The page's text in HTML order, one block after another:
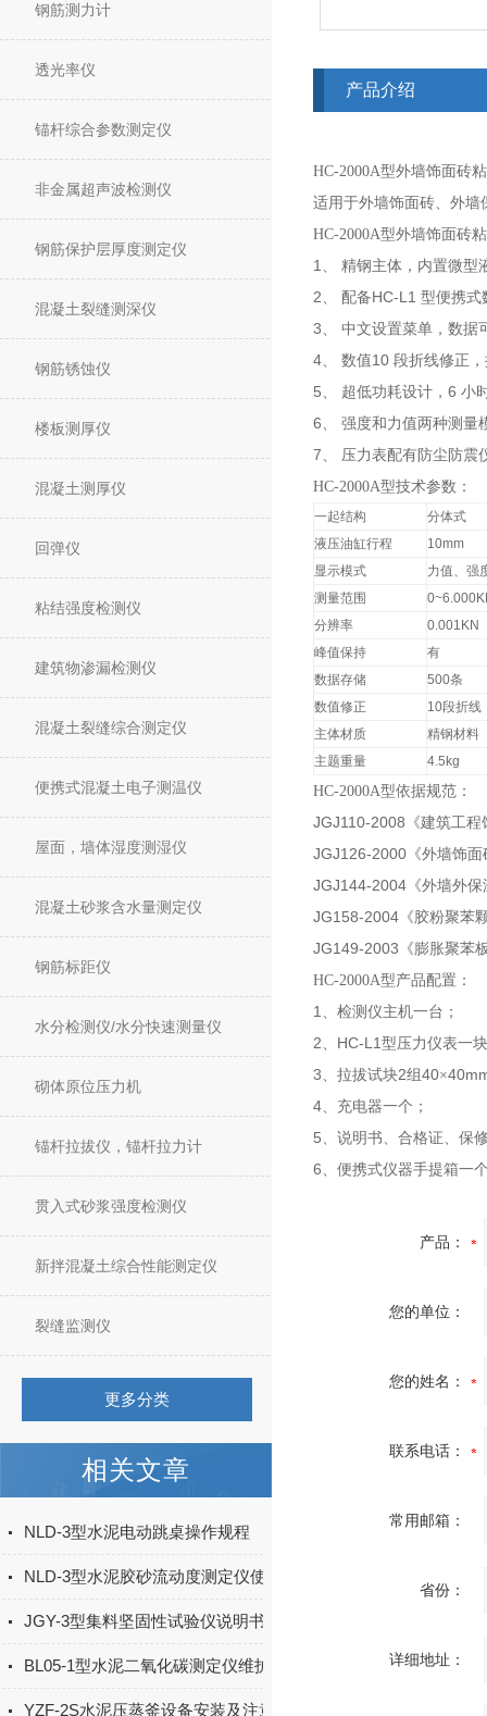
钢筋测力计
透光率仪
锚杆综合参数测定仪
非金属超声波检测仪
钢筋保护层厚度测定仪
混凝土裂缝测深仪
钢筋锈蚀仪
楼板测厚仪
混凝土测厚仪
回弹仪
粘结强度检测仪
建筑物渗漏检测仪
混凝土裂缝综合测定仪
便携式混凝土电子测温仪
屋面，墙体湿度测湿仪
混凝土砂浆含水量测定仪
钢筋标距仪
水分检测仪/水分快速测量仪
砌体原位压力机
锚杆拉拔仪，锚杆拉力计
贯入式砂浆强度检测仪
新拌混凝土综合性能测定仪
裂缝监测仪
更多分类
相关文章
NLD-3型水泥电动跳桌操作规程
NLD-3型水泥胶砂流动度测定仪使用及保养
JGY-3型集料坚固性试验仪说明书
BL05-1型水泥二氧化碳测定仪维护注意事项
YZF-2S水泥压蒸釜设备安装及注意事项
产品介绍
HC-2000A型外墙饰面砖
适用于外墙饰面砖、外墙
HC-2000A型外墙饰面砖
1 、 精钢主体，内置微型
2、 配备HC-L1 型便携式
3、 中文设置菜单，数据
4、 数值10 段折线修正
5、 超低功耗设计， 6 小
6、 强度和力值两种测量
7、
压力表配有防尘防震
HC-2000A型技术参数：
一起结构
分体式
液压油缸行程
10mm
显示模式
力值、强
测量范围
分辨率
0.001KN
峰值保持
有
数据存储
500条
数值修正
10段折线
主体材质
精钢材料
主题重量
4.5kg
HC-2000A型依据规范：
JGJ110-2008 《建筑工
JGJ126-2000 《外墙饰
JGJ144-2004 《外墙外
JG158-2004 《胶粉聚苯
JG149-2003 《膨胀聚苯
HC-2000A型产品配置：
1 、检测仪主机一台；
2、 HC-L1 型压力仪表一
3、拉拔试块2组 40×
4、充电器一个；
5、说明书、合格证、保
6、便携式仪器手提箱一
产品：
您的单位：
您的姓名：
联系电话：
常用邮箱：
省份：
详细地址：